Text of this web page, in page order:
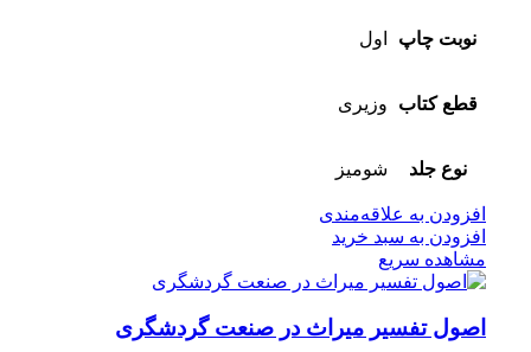
نوبت چاپ اول
قطع کتاب وزیری
نوع جلد شومیز
افزودن به علاقه‌مندی
افزودن به سبد خرید
مشاهده سریع
اصول تفسیر میراث در صنعت گردشگری